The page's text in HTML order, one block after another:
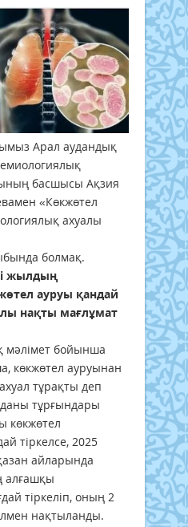
Арал аудандық
басшысы Ақзия
«Көкжөтел
ахуалы
болмақ.
жылдың
ауруы қандай
нақты мағлұмат
мәлімет бойынша
көкжөтел ауруынан
тұрақты деп
тұрғындары
көкжөтел
тіркелсе, 2025
айларында
алғашқы
тіркеліп, оның 2
нақтыланды.